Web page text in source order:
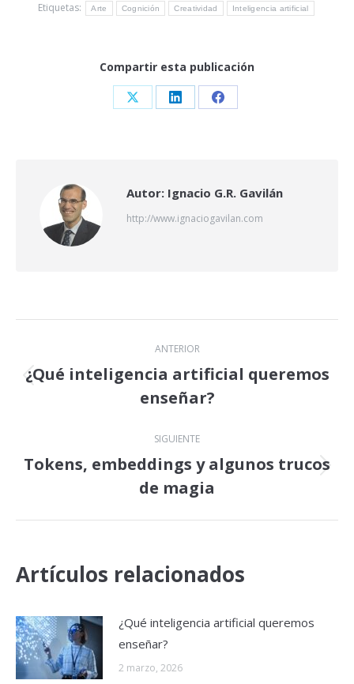
Etiquetas:
Arte Cognición Creatividad Inteligencia artificial
Compartir esta publicación
Share Share Share
Autor: Ignacio G.R. Gavilán
http://www.ignaciogavilan.com
Navegación
entre
publicaciones
ANTERIOR
Publicación
anterior:
¿Qué inteligencia artificial queremos
enseñar?
SIGUIENTE
Publicación
siguiente:
Tokens, embeddings y algunos trucos
de magia
Artículos relacionados
¿Qué inteligencia artificial queremos
enseñar?
2 marzo, 2026